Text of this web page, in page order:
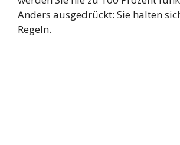
Anders ausgedrückt: Sie halten
Regeln.